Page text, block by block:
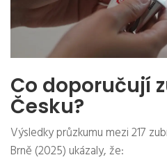
Co doporučují
Česku?
Výsledky průzkumu mezi 217
Brně (2025) ukázaly, že: